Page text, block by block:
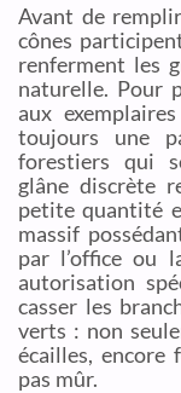
Avant de
cônes
renferment les
naturelle. Pour
aux
toujours une
forestiers qui
glâne discrète
petite quantité
massif
par l’office ou
autorisation
casser les
verts : non
écailles, encore
pas mûr.